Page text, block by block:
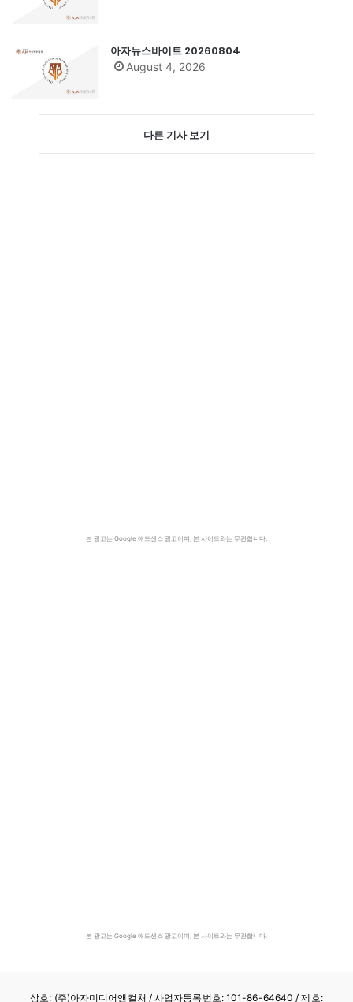
아자뉴스바이트 20260804
August 4, 2026
다른 기사 보기
본 광고는 Google 애드센스 광고이며, 본 사이트와는 무관합니다.
본 광고는 Google 애드센스 광고이며, 본 사이트와는 무관합니다.
상호: (주)아자미디어앤컬처 /사업자등록번호: 101-86-64640 / 제호: